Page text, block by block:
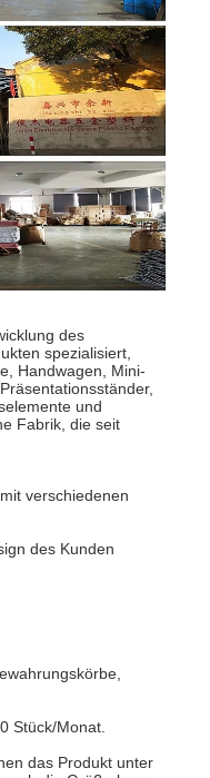
des
spezialisiert,
Handwagen, Mini-
und
Fabrik, die seit
verschiedenen
des Kunden
Stück/Monat.
das Produkt unter